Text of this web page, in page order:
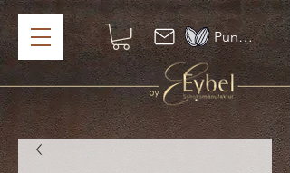
Punkte ansehen